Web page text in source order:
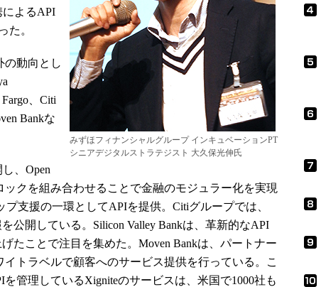
みずほフィナンシャルグループ インキュベーションPT
シニアデジタルストラテジスト 大久保光伸氏
によるAPI
た。
動向とし
、Citi
Bankな
、Open
クを組み合わせることで金融のモジュラー化を実現
プ支援の一環としてAPIを提供。Citiグループでは、
を公開している。Silicon Valley Bankは、革新的なAPI
たことで注目を集めた。Moven Bankは、パートナー
トラベルで顧客へのサービス提供を行っている。こ
管理しているXigniteのサービスは、米国で1000社も